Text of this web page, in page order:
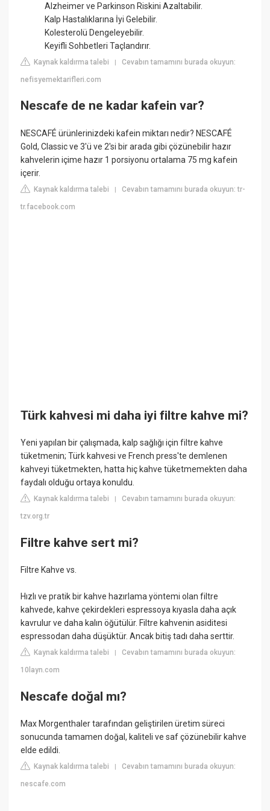
Alzheimer ve Parkinson Riskini Azaltabilir.
Kalp Hastalıklarına İyi Gelebilir.
Kolesterolü Dengeleyebilir.
Keyifli Sohbetleri Taçlandırır.
Kaynak kaldırma talebi |Cevabın tamamını burada okuyun:
nefisyemektarifleri.com
Nescafe de ne kadar kafein var?
NESCAFÉ ürünlerinizdeki kafein miktarı nedir? NESCAFÉ
Gold, Classic ve 3'ü ve 2'si bir arada gibi çözünebilir hazır
kahvelerin içime hazır 1 porsiyonu ortalama 75 mg kafein
içerir.
Kaynak kaldırma talebi |Cevabın tamamını burada okuyun: tr-
tr.facebook.com
Türk kahvesi mi daha iyi filtre kahve mi?
Yeni yapılan bir çalışmada, kalp sağlığı için filtre kahve
tüketmenin; Türk kahvesi ve French press'te demlenen
kahveyi tüketmekten, hatta hiç kahve tüketmemekten daha
faydalı olduğu ortaya konuldu.
Kaynak kaldırma talebi |Cevabın tamamını burada okuyun:
tzv.org.tr
Filtre kahve sert mi?
Filtre Kahve vs.
Hızlı ve pratik bir kahve hazırlama yöntemi olan filtre
kahvede, kahve çekirdekleri espressoya kıyasla daha açık
kavrulur ve daha kalın öğütülür. Filtre kahvenin asiditesi
espressodan daha düşüktür. Ancak bitiş tadı daha serttir.
Kaynak kaldırma talebi |Cevabın tamamını burada okuyun:
10layn.com
Nescafe doğal mı?
Max Morgenthaler tarafından geliştirilen üretim süreci
sonucunda tamamen doğal, kaliteli ve saf çözünebilir kahve
elde edildi.
Kaynak kaldırma talebi |Cevabın tamamını burada okuyun:
nescafe.com